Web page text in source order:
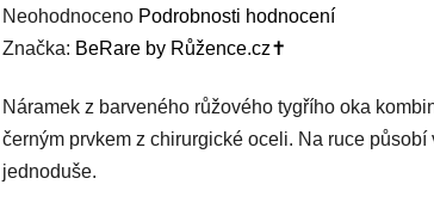
Průměrné
hodnocení
je
0,0
z
Neohodnoceno Podrobnosti hodnocení
Značka: BeRare by Růžence.cz✝️
Náramek z barveného růžového tygřího oka
černým prvkem z chirurgické oceli. Na ruce působí
jednoduše.